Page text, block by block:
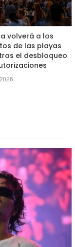
volverá a los
de las playas
el desbloqueo